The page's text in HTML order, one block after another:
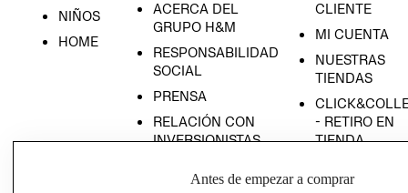
NIÑOS
HOME
ACERCA DEL
GRUPO H&M
RESPONSABILIDAD
SOCIAL
PRENSA
RELACIÓN CON
INVERSIONISTAS
EMPRESARIAL
CLIENTE
MI CUENTA
NUESTRAS
TIENDAS
- RETIRO EN
TIENDA
CONDICIONES
Antes de empezar a comprar